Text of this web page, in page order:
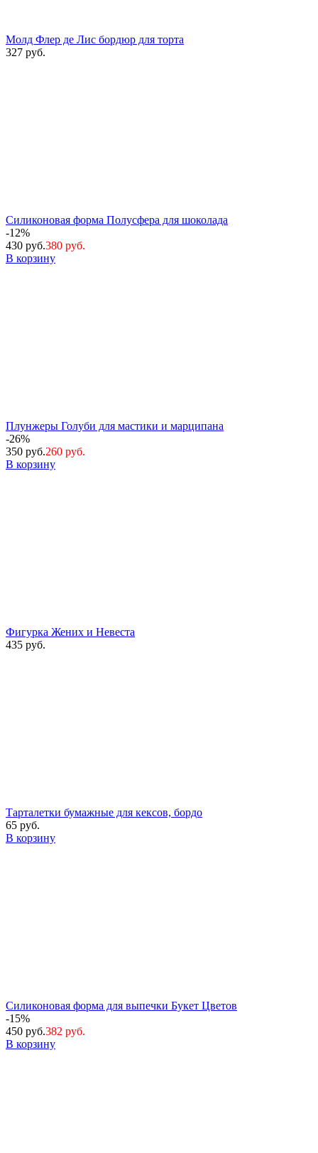
Молд Флер де Лис бордюр для торта
327 руб.
Силиконовая форма Полусфера для шоколада
-12%
430 руб.380 руб.
В корзину
Плунжеры Голуби для мастики и марципана
-26%
350 руб.260 руб.
В корзину
Фигурка Жених и Невеста
435 руб.
Тарталетки бумажные для кексов, бордо
65 руб.
В корзину
Силиконовая форма для выпечки Букет Цветов
-15%
450 руб.382 руб.
В корзину